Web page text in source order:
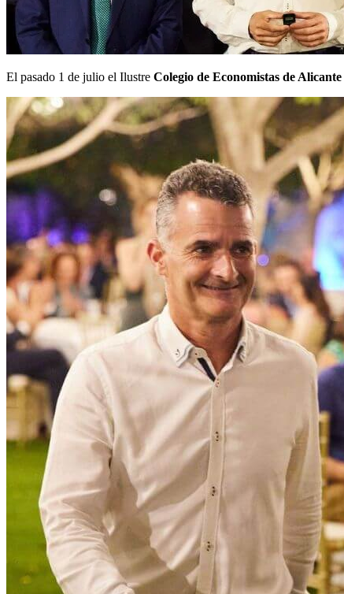
El pasado 1 de julio el Ilustre Colegio de Economistas de Alicante